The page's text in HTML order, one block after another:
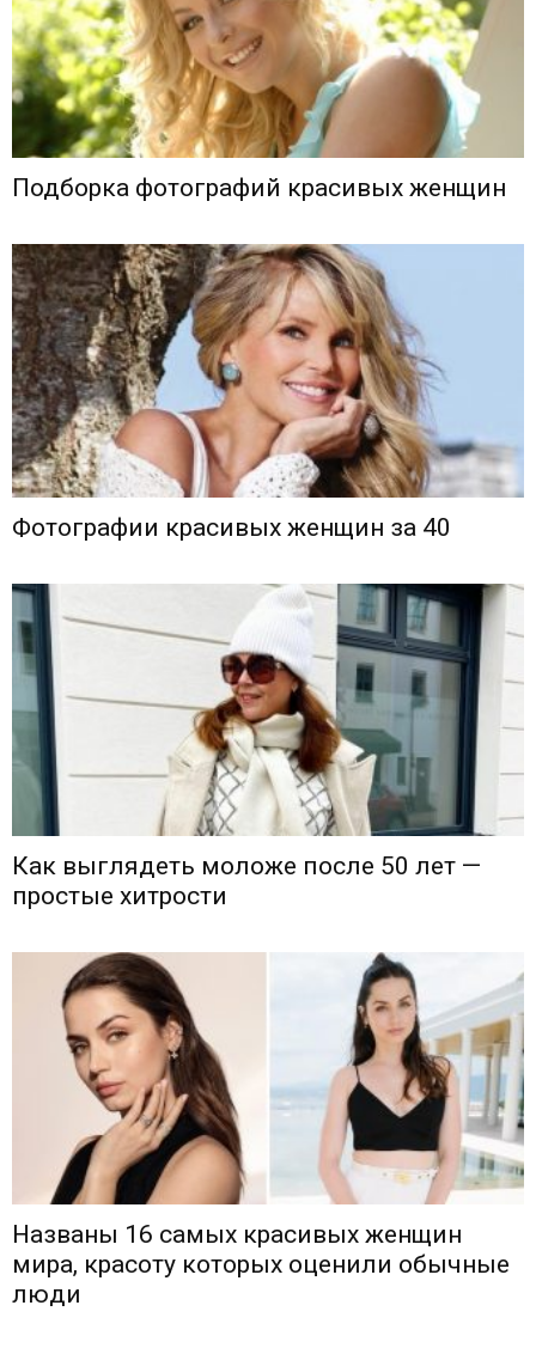
Подборка фотографий красивых женщин
Фотографии красивых женщин за 40
Как выглядеть моложе после 50 лет —
простые хитрости
Названы 16 самых красивых женщин
мира, красоту которых оценили обычные
люди